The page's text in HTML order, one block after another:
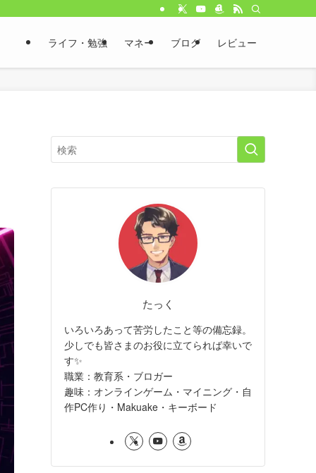
ライフ・勉強 マネー ブログ レビュー
たっく
いろいろあって苦労したこと等の備忘録。
少しでも皆さまのお役に立てられば幸いで
す✨
職業：教育系・ブロガー
趣味：オンラインゲーム・マイニング・自
作PC作り・Makuake・キーボード